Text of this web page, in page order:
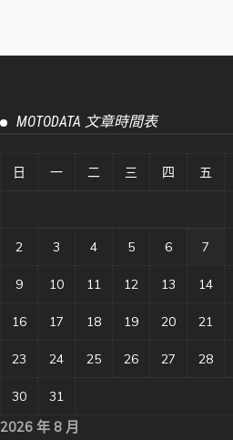
MOTODATA 文章時間表
2026 年 8 月
日 一 二 三 四 五
2 3 4 5 6 7
9 10 11 12 13 14
16 17 18 19 20 21
23 24 25 26 27 28
30 31